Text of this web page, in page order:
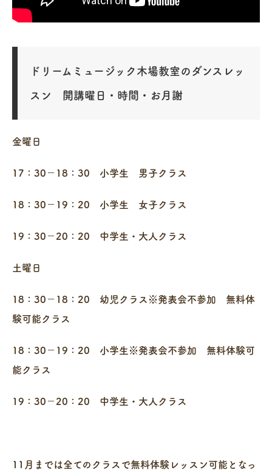
ドリームミュージック木場教室のダンスレッ
スン 開講曜日・時間・お月謝
金曜日
17：30－18：30 小学生 男子クラス
18：30－19：20 小学生 女子クラス
19：30－20：20 中学生・大人クラス
土曜日
18：30－18：20 幼児クラス※発表会不参加 無料体
験可能クラス
18：30－19：20 小学生※発表会不参加 無料体験可
能クラス
19：30－20：20 中学生・大人クラス
11月までは全てのクラスで無料体験レッスン可能となっ